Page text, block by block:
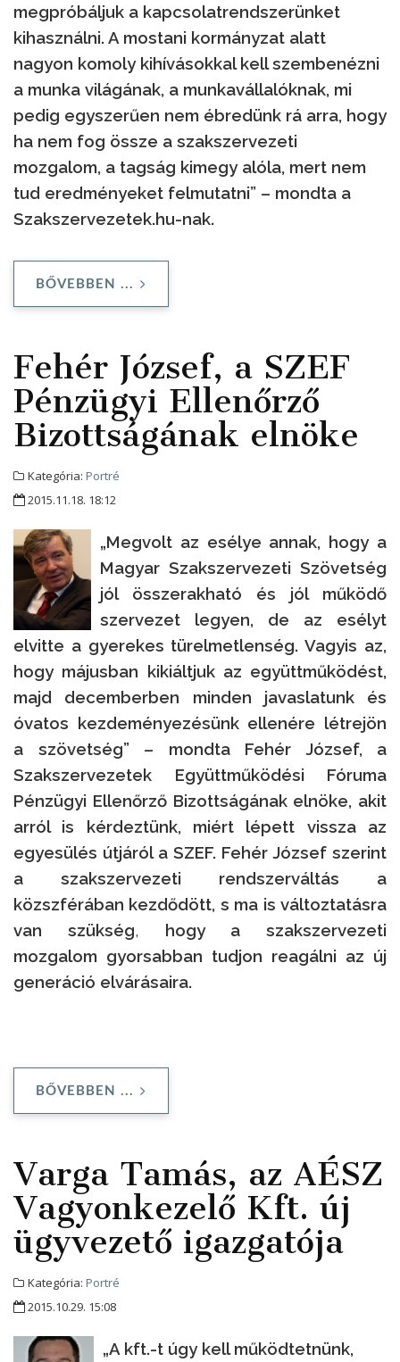
megpróbáljuk a kapcsolatrendszerünket
kihasználni. A mostani kormányzat alatt
nagyon komoly kihívásokkal kell szembenézni
a munka világának, a munkavállalóknak, mi
pedig egyszerűen nem ébredünk rá arra, hogy
ha nem fog össze a szakszervezeti
mozgalom, a tagság kimegy alóla, mert nem
tud eredményeket felmutatni” – mondta a
Szakszervezetek.hu-nak.
BŐVEBBEN ...
Fehér József, a SZEF
Pénzügyi Ellenőrző
Bizottságának elnöke
Kategória: Portré
2015.11.18. 18:12
„Megvolt az esélye annak, hogy a
Magyar Szakszervezeti Szövetség
jól összerakható és jól működő
szervezet legyen, de az esélyt
elvitte a gyerekes türelmetlenség. Vagyis az,
hogy májusban kikiáltjuk az együttműködést,
majd decemberben minden javaslatunk és
óvatos kezdeményezésünk ellenére létrejön
a szövetség” – mondta Fehér József, a
Szakszervezetek Együttműködési Fóruma
Pénzügyi Ellenőrző Bizottságának elnöke, akit
arról is kérdeztünk, miért lépett vissza az
egyesülés útjáról a SZEF. Fehér József szerint
a szakszervezeti rendszerváltás a
közszférában kezdődött, s ma is változtatásra
van szükség, hogy a szakszervezeti
mozgalom gyorsabban tudjon reagálni az új
generáció elvárásaira.
BŐVEBBEN ...
Varga Tamás, az AÉSZ
Vagyonkezelő Kft. új
ügyvezető igazgatója
Kategória: Portré
2015.10.29. 15:08
„A kft.-t úgy kell működtetnünk,